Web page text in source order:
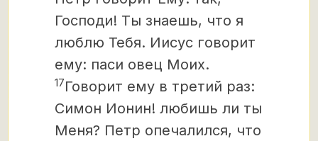
Господи! Ты знаешь, что я
люблю Тебя. Иисус говорит
ему: паси овец Моих.
17Говорит ему в третий раз:
Симон Ионин! любишь ли ты
Меня? Петр опечалился, что